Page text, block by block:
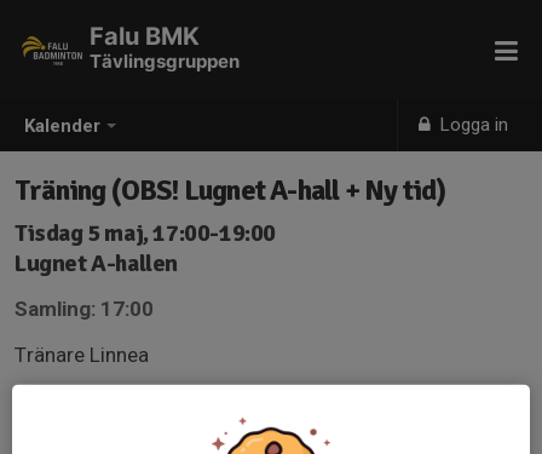
Kalender Logga in
Falu BMK
Tävlingsgruppen
Träning (OBS! Lugnet A-hall + Ny tid)
Tisdag 5 maj, 17:00-19:00
Lugnet A-hallen
Samling: 17:00
Tränare Linnea